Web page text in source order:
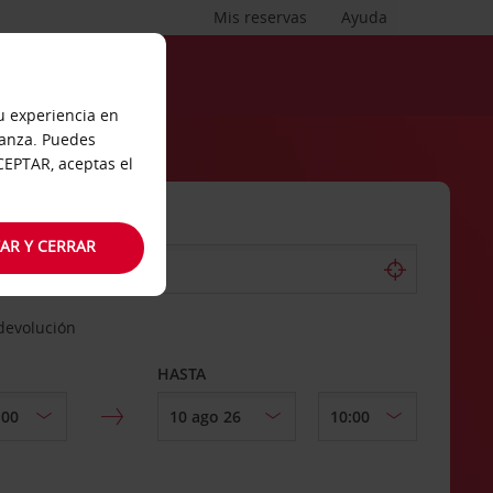
Ayuda
Mis reservas
HASTA
experiencia en
Puedes
aceptas el
Y CERRAR